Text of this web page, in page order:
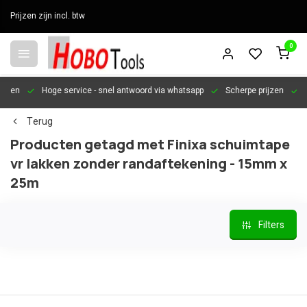
Prijzen zijn incl. btw
0
Hoge service- snel antwoord via whatsapp Scherpe prijzen
Terug
Producten getagd met Finixa schuimtape
vr lakken zonder randaftekening - 15mm x
25m
Filters